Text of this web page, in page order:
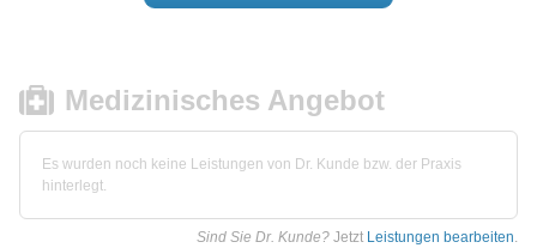
Medizinisches Angebot
Es wurden noch keine Leistungen von Dr. Kunde bzw. der Praxis
hinterlegt.
Sind Sie Dr. Kunde? Jetzt Leistungen bearbeiten.